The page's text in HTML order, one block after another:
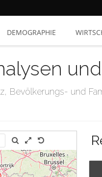
DEMOGRAPHIE
Bevölkerungs- und